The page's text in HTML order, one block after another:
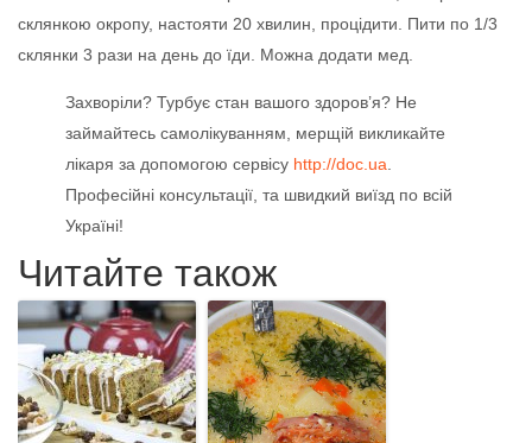
склянкою окропу, настояти 20 хвилин, процідити. Пити по 1/3
склянки 3 рази на день до їди. Можна додати мед.
Захворіли? Турбує стан вашого здоров’я? Не
займайтесь самолікуванням, мерщій викликайте
лікаря за допомогою сервісу http://doc.ua
Професійні консультації, та швидкий виїзд по всій
Україні!
Читайте також